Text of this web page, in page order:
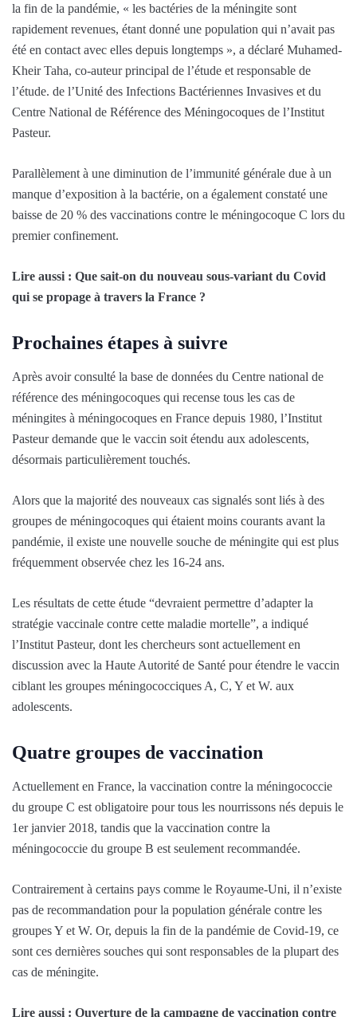
la fin de la pandémie, « les bactéries de la méningite sont
rapidement revenues, étant donné une population qui n’avait pas
été en contact avec elles depuis longtemps », a déclaré Muhamed-
Kheir Taha, co-auteur principal de l’étude et responsable de
l’étude. de l’Unité des Infections Bactériennes Invasives et du
Centre National de Référence des Méningocoques de l’Institut
Pasteur.
Parallèlement à une diminution de l’immunité générale due à un
manque d’exposition à la bactérie, on a également constaté une
baisse de 20 % des vaccinations contre le méningocoque C lors du
premier confinement.
Lire aussi : Que sait-on du nouveau sous-variant du Covid
qui se propage à travers la France ?
Prochaines étapes à suivre
Après avoir consulté la base de données du Centre national de
référence des méningocoques qui recense tous les cas de
méningites à méningocoques en France depuis 1980, l’Institut
Pasteur demande que le vaccin soit étendu aux adolescents,
désormais particulièrement touchés.
Alors que la majorité des nouveaux cas signalés sont liés à des
groupes de méningocoques qui étaient moins courants avant la
pandémie, il existe une nouvelle souche de méningite qui est plus
fréquemment observée chez les 16-24 ans.
Les résultats de cette étude “devraient permettre d’adapter la
stratégie vaccinale contre cette maladie mortelle”, a indiqué
l’Institut Pasteur, dont les chercheurs sont actuellement en
discussion avec la Haute Autorité de Santé pour étendre le vaccin
ciblant les groupes méningococciques A, C, Y et W. aux
adolescents.
Quatre groupes de vaccination
Actuellement en France, la vaccination contre la méningococcie
du groupe C est obligatoire pour tous les nourrissons nés depuis le
1er janvier 2018, tandis que la vaccination contre la
méningococcie du groupe B est seulement recommandée.
Contrairement à certains pays comme le Royaume-Uni, il n’existe
pas de recommandation pour la population générale contre les
groupes Y et W. Or, depuis la fin de la pandémie de Covid-19, ce
sont ces dernières souches qui sont responsables de la plupart des
cas de méningite.
Lire aussi : Ouverture de la campagne de vaccination contre